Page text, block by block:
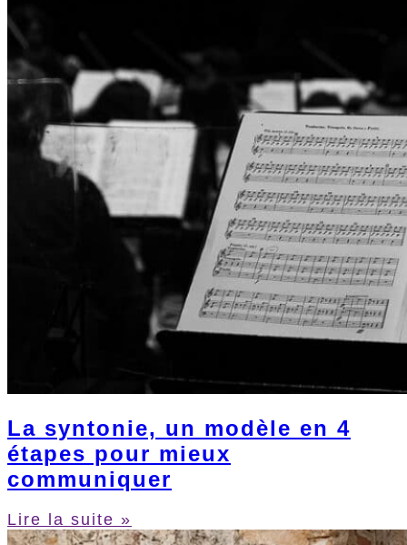
La syntonie, un modèle en 4
étapes pour mieux
communiquer
Lire la suite »